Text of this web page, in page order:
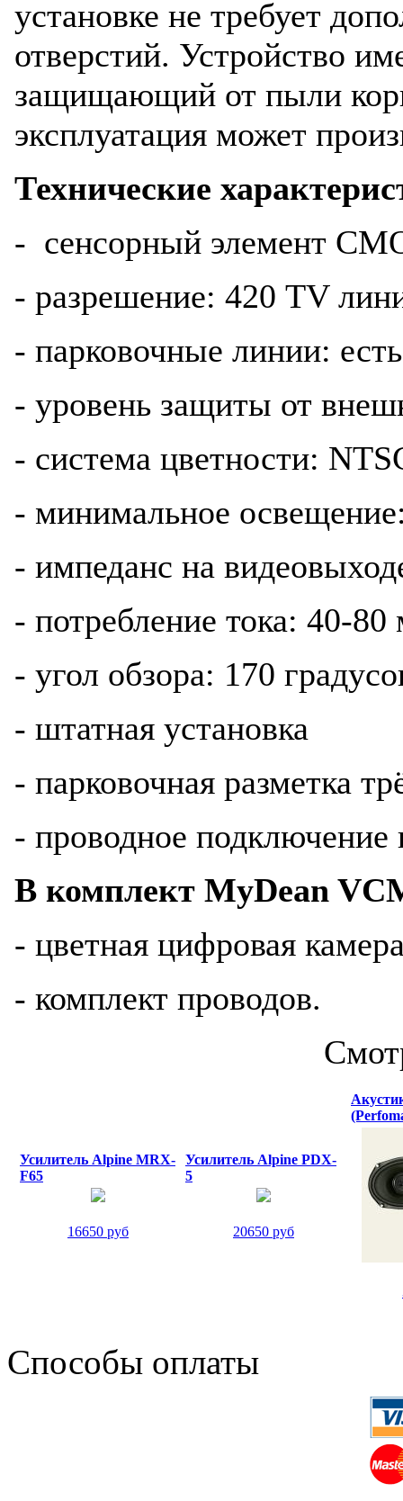
установке не требует
отверстий. Устройство
защищающий от пыли
эксплуатация может
Технические
- сенсорный элемент
- разрешение: 420 TV
- парковочные линии: есть
- уровень защиты от
- система цветности:
- минимальное
- импеданс на
- потребление тока: 40-
- угол обзора: 170
- штатная установка
- парковочная разметка
- проводное подключение
В комплект MyDean
- цветная цифровая
- комплект проводов.
Усилитель Alpine MRX-
F65
16650 руб
Усилитель Alpine PDX-
5
20650 руб
Способы оплаты